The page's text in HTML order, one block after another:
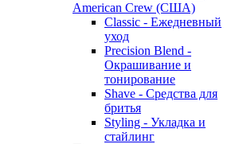
American Crew (США)
Classic - Ежедневный
уход
Precision Blend -
Окрашивание и
тонирование
Shave - Средства для
бритья
Styling - Укладка и
стайлинг